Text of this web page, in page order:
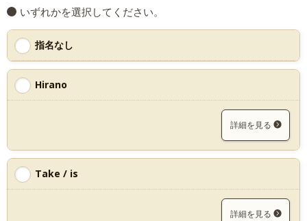
いずれかを選択してください。
指名なし
Hirano
詳細を見る
Take / is
詳細を見る